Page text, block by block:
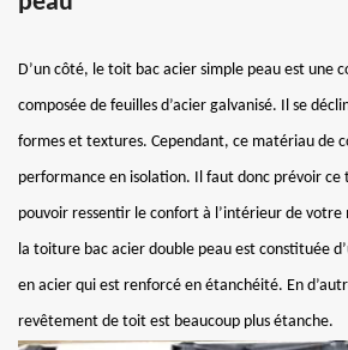
D’un côté, le toit bac acier simple peau est une
composée de feuilles d’acier galvanisé. Il se
formes et textures. Cependant, ce matériau de
performance en isolation. Il faut donc prévoir ce
pouvoir ressentir le confort à l’intérieur de votre
la toiture bac acier double peau est constituée
en acier qui est renforcé en étanchéité. En
revêtement de toit est beaucoup plus étanche.